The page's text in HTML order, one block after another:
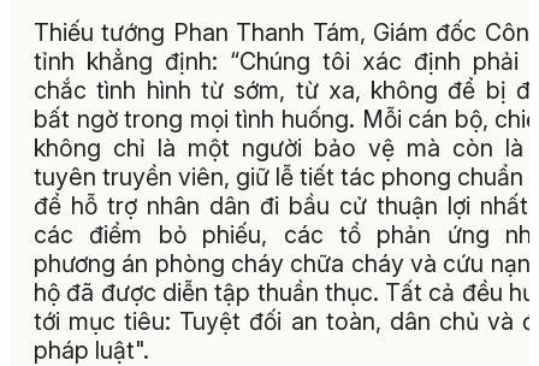
Thiếu tướng Phan Thanh Tám, Giám đốc
tỉnh khẳng định: “Chúng tôi xác định phải
chắc tình hình từ sớm, từ xa, không để bị
bất ngờ trong mọi tình huống. Mỗi cán bộ,
không chỉ là một người bảo vệ mà còn là
tuyên truyền viên, giữ lễ tiết tác phong chuẩn
để hỗ trợ nhân dân đi bầu cử thuận lợi
các điểm bỏ phiếu, các tổ phản ứng
phương án phòng cháy chữa cháy và cứu nạn
hộ đã được diễn tập thuần thục. Tất cả đều
tới mục tiêu: Tuyệt đối an toàn, dân chủ và
pháp luật".